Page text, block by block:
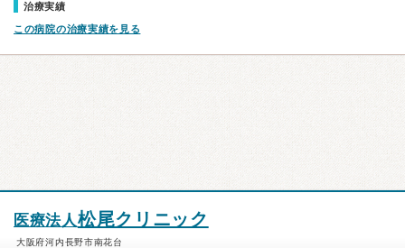
治療実績
この病院の治療実績を見る
医療法人松尾クリニック
大阪府河内長野市南花台